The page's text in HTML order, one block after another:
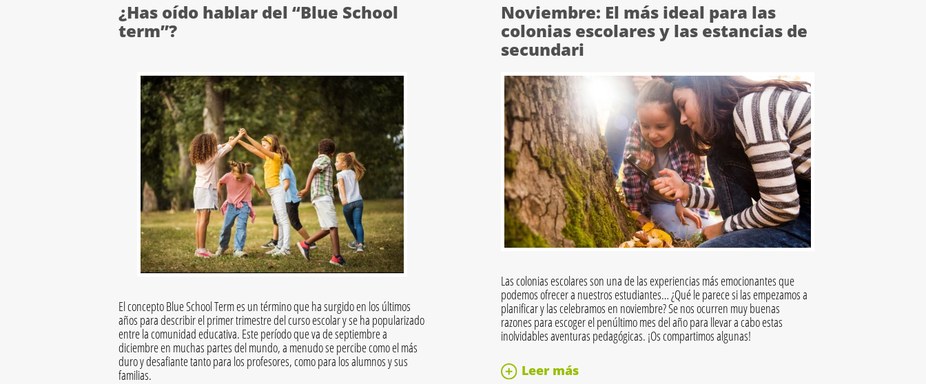
¿Has oído hablar del “Blue School
term”?
El concepto Blue School Term es un término que ha surgido en los últimos
años para describir el primer trimestre del curso escolar y se ha popularizado
entre la comunidad educativa. Este período que va de septiembre a
diciembre en muchas partes del mundo, a menudo se percibe como el más
duro y desafiante tanto para los profesores, como para los alumnos y sus
familias.
Noviembre: El más ideal para las
colonias escolares y las estancias de
secundari
Las colonias escolares son una de las experiencias más emocionantes que
podemos ofrecer a nuestros estudiantes… ¿Qué le parece si las empezamos a
planificar y las celebramos en noviembre? Se nos ocurren muy buenas
razones para escoger el penúltimo mes del año para llevar a cabo estas
inolvidables aventuras pedagógicas. ¡Os compartimos algunas!
Leer más